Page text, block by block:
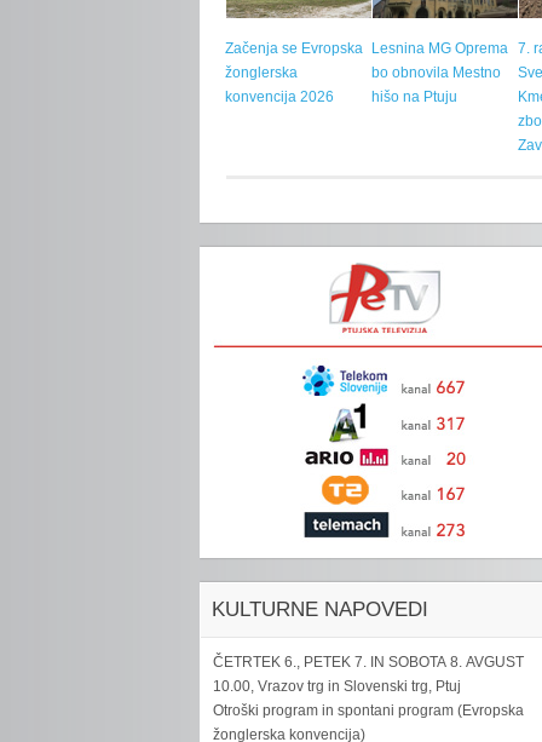
Začenja se Evropska
žonglerska
konvencija 2026
Lesnina MG Oprema
bo obnovila Mestno
hišo na Ptuju
7.
KULTURNE NAPOVEDI
ČETRTEK 6., PETEK 7. IN SOBOTA 8. AVGUST
10.00, Vrazov trg in Slovenski trg, Ptuj
Otroški program in spontani program (Evropska
žonglerska konvencija)